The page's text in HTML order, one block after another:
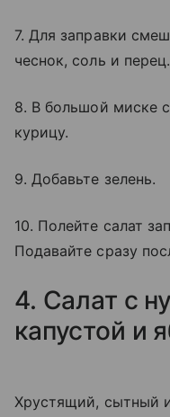
7. Для заправки
чеснок, соль и перец.
8. В большой миске
курицу.
9. Добавьте зелень.
10. Полейте салат
Подавайте сразу
4. Салат с
капустой и
Хрустящий, сытный